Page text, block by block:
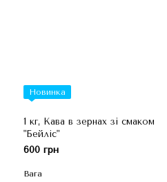
Новинка
1 кг, Кава в зернах зі смаком
"Бейліс"
600 грн
Вага